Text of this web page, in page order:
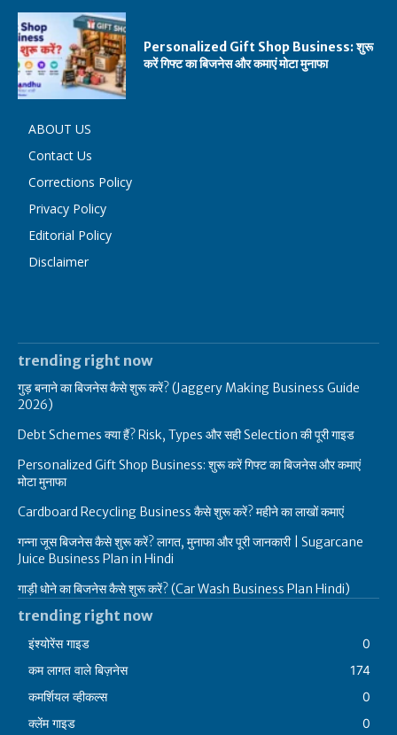
Personalized Gift Shop Business: शुरू
करें गिफ्ट का बिजनेस और कमाएं मोटा मुनाफा
ABOUT US
Contact Us
Corrections Policy
Privacy Policy
Editorial Policy
Disclaimer
trending right now
गुड़ बनाने का बिजनेस कैसे शुरू करें? (Jaggery Making Business Guide
2026)
Debt Schemes क्या हैं? Risk, Types और सही Selection की पूरी गाइड
Personalized Gift Shop Business: शुरू करें गिफ्ट का बिजनेस और कमाएं
मोटा मुनाफा
Cardboard Recycling Business कैसे शुरू करें? महीने का लाखों कमाएं
गन्ना जूस बिजनेस कैसे शुरू करें? लागत, मुनाफा और पूरी जानकारी | Sugarcane
Juice Business Plan in Hindi
गाड़ी धोने का बिजनेस कैसे शुरू करें? (Car Wash Business Plan Hindi)
trending right now
इंश्योरेंस गाइड
0
कम लागत वाले बिज़नेस
174
कमर्शियल व्हीकल्स
0
क्लेंम गाइड
0